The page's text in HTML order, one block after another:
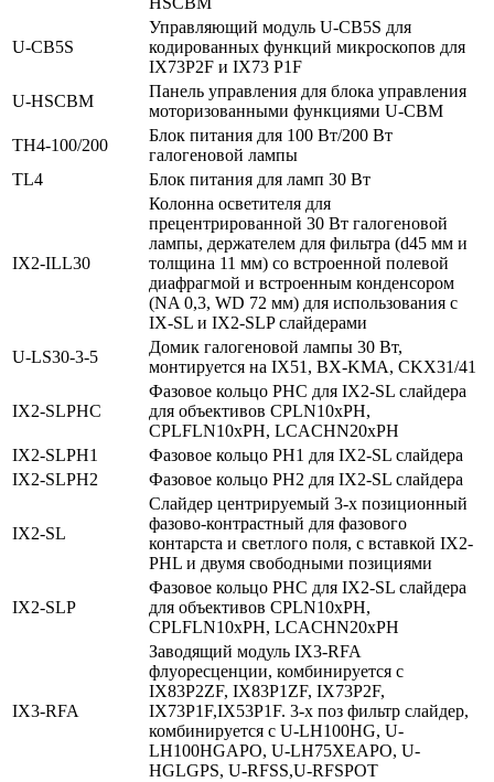
U‑CB5S
Управляющий модуль U-CB5S для
кодированных функций микроскопов для
IX73P2F и IX73 P1F
U‑HSCBM
Панель управления для блока управления
моторизованными функциями U-CBM
TH4‑100/200
Блок питания для 100 Вт/200 Вт
галогеновой лампы
TL4
Блок питания для ламп 30 Вт
IX2‑ILL30
Колонна осветителя для
прецентрированной 30 Вт галогеновой
лампы, держателем для фильтра (d45 мм и
толщина 11 мм) со встроенной полевой
диафрагмой и встроенным конденсором
(NA 0,3, WD 72 мм) для использования с
IX-SL и IX2-SLP слайдерами
U‑LS30‑3‑5
Домик галогеновой лампы 30 Вт,
монтируется на IX51, BX-KMA, CKX31/41
IX2‑SLPHC
Фазовое кольцо PHC для IX2-SL слайдера
для объективов CPLN10xPH,
CPLFLN10xPH, LCACHN20xPH
IX2‑SLPH1
Фазовое кольцо PH1 для IX2-SL слайдера
IX2‑SLPH2
Фазовое кольцо PH2 для IX2-SL слайдера
IX2‑SL
Слайдер центрируемый 3-х позиционный
фазово-контрастный для фазового
контарста и светлого поля, с вставкой IX2-
PHL и двумя свободными позициями
IX2‑SLP
Фазовое кольцо PHC для IX2-SL слайдера
для объективов CPLN10xPH,
CPLFLN10xPH, LCACHN20xPH
IX3‑RFA
Заводящий модуль IX3-RFA
флуоресценции, комбинируется с
IX83P2ZF, IX83P1ZF, IX73P2F,
IX73P1F,IX53P1F. 3-х поз фильтр слайдер,
комбинируется с U-LH100HG, U-
LH100HGAPO, U-LH75XEAPO, U-
HGLGPS, U-RFSS,U-RFSPOT